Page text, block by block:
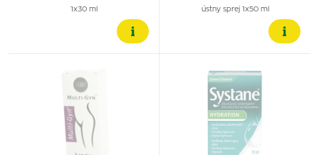
1x30 ml ústny sprej 1x50 ml